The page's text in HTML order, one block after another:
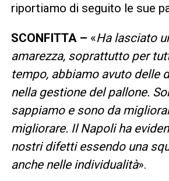
riportiamo di seguito le sue
SCONFITTA – «Ha lasciato
amarezza, soprattutto per
tempo, abbiamo avuto delle
nella gestione del pallone.
sappiamo e sono da
migliorare. Il Napoli ha
nostri difetti essendo una
anche nelle individualità».